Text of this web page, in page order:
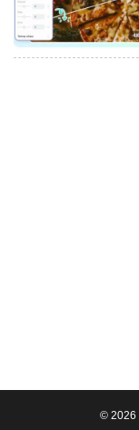
© 2026